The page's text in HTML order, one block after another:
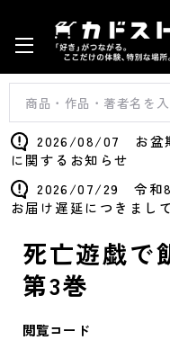
2026/08/07 お盆
に関するお知らせ
2026/07/29 令和8
お届け遅延につきまして
死亡遊戯で
第3巻
閲覧コード